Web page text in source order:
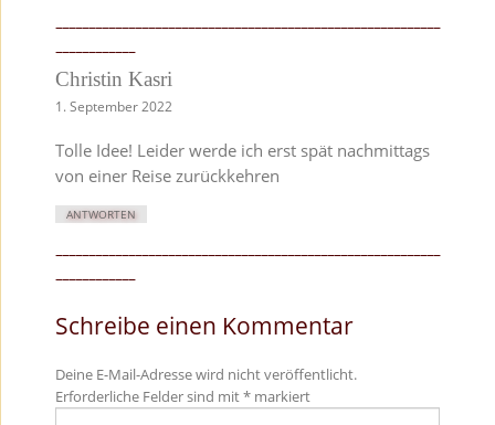
Christin Kasri
1. September 2022
Tolle Idee! Leider werde ich erst spät nachmittags
von einer Reise zurückkehren
ANTWORTEN
Schreibe einen Kommentar
Deine E-Mail-Adresse wird nicht veröffentlicht.
Erforderliche Felder sind mit*markiert